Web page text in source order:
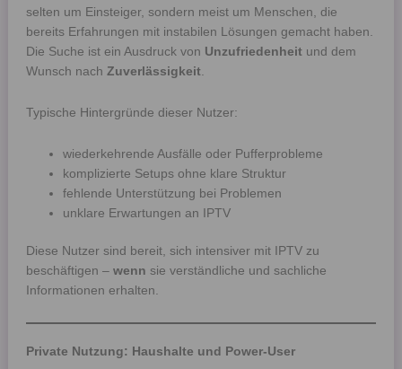
selten um Einsteiger, sondern meist um Menschen, die
bereits Erfahrungen mit instabilen Lösungen gemacht haben.
Die Suche ist ein Ausdruck von Unzufriedenheitund dem
Wunsch nach Zuverlässigkeit.
Typische Hintergründe dieser Nutzer:
wiederkehrende Ausfälle oder Pufferprobleme
komplizierte Setups ohne klare Struktur
fehlende Unterstützung bei Problemen
unklare Erwartungen an IPTV
Diese Nutzer sind bereit, sich intensiver mit IPTV zu
beschäftigen – wenn sie verständliche und sachliche
Informationen erhalten.
Private Nutzung: Haushalte und Power-User